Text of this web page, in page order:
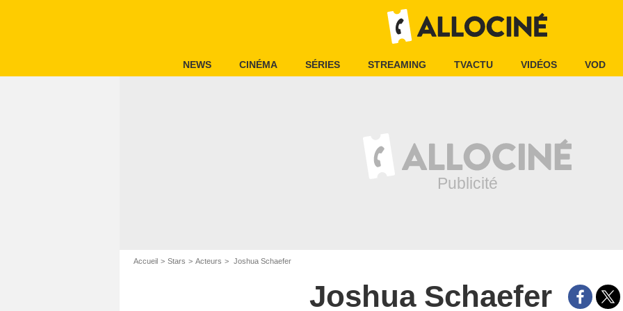
NEWS CINÉMA SÉRIES STREAMING TVACTU VIDÉOS VOD
Accueil Stars Acteurs Joshua Schaefer
Joshua Schaefer